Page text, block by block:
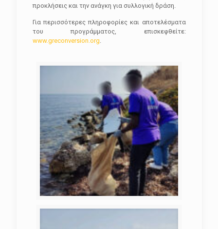
προκλήσεις και την ανάγκη για συλλογική δράση.
Για περισσότερες πληροφορίες και αποτελέσματα
του προγράμματος, επισκεφθείτε:
www.greconversion.org.